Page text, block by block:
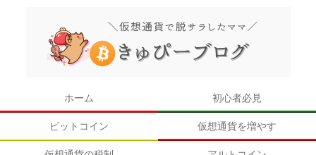
ホーム 初心者必見
ビットコイン 仮想通貨を増やす